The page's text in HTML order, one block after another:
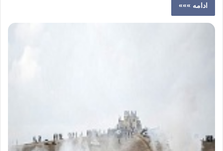
ادامه »»»